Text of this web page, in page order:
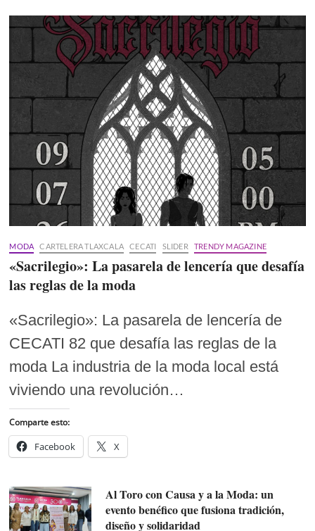
MODA CARTELERA TLAXCALA CECATI SLIDER TRENDY MAGAZINE
«Sacrilegio»: La pasarela de lencería que desafía
las reglas de la moda
«Sacrilegio»: La pasarela de lencería de
CECATI 82 que desafía las reglas de la
moda La industria de la moda local está
viviendo una revolución…
Comparte esto:
Facebook X
Al Toro con Causa y a la Moda: un
evento benéfico que fusiona tradición,
diseño y solidaridad